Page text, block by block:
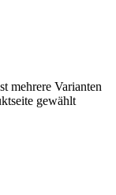
mehrere Varianten
gewählt